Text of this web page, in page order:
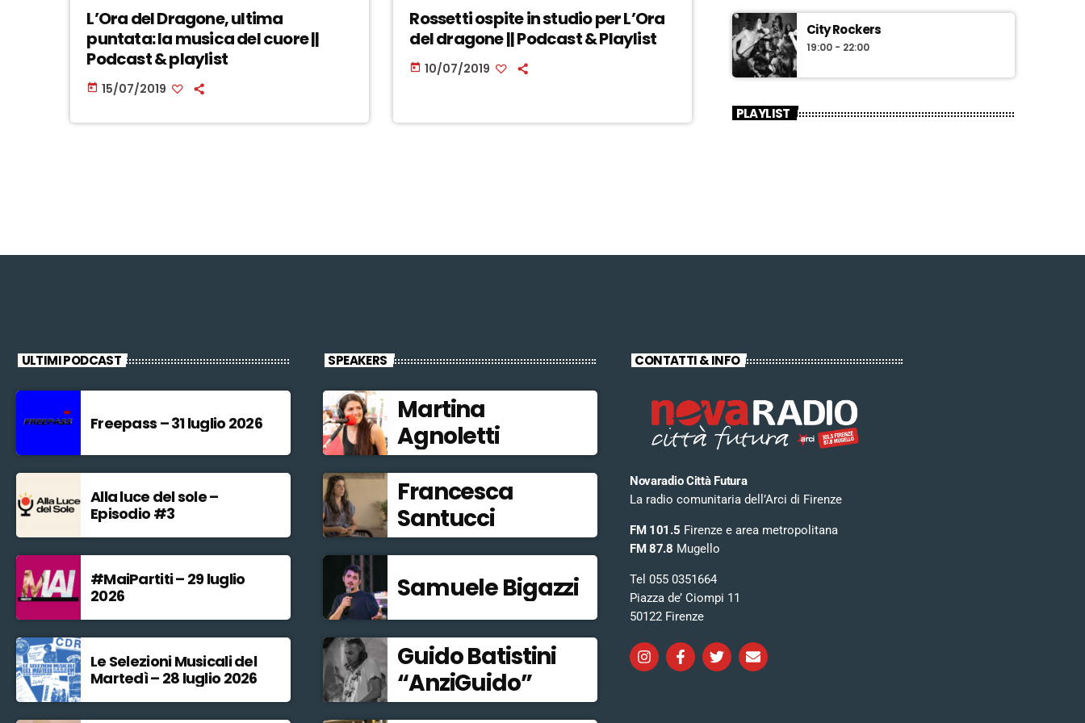
L’Ora del Dragone, ultima
puntata: la musica del cuore ||
Podcast & playlist
today 15/07/2019
Rossetti ospite in studio per L’Ora
del dragone || Podcast & Playlist
today 10/07/2019
City Rockers
19:00 - 22:00
PLAYLIST
ULTIMI PODCAST
Freepass – 31 luglio 2026
Alla luce del sole –
Episodio #3
#MaiPartiti – 29 luglio
2026
Le Selezioni Musicali del
Martedì – 28 luglio 2026
SPEAKERS
Martina
Agnoletti
Francesca
Santucci
Samuele Bigazzi
Guido Batistini
“AnziGuido”
CONTATTI & INFO
Novaradio Città Futura
La radio comunitaria dell’Arci di Firenze
FM 101.5 Firenze e area metropolitana
FM 87.8 Mugello
Tel 055 0351664
Piazza de’ Ciompi 11
50122 Firenze